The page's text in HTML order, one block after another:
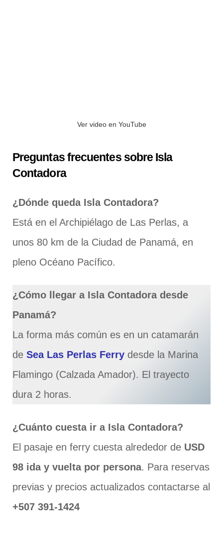
Ver video en YouTube
Preguntas frecuentes sobre Isla
Contadora
¿Dónde queda Isla Contadora?
Está en el Archipiélago de Las Perlas, a
unos 80 km de la Ciudad de Panamá, en
pleno Océano Pacífico.
¿Cómo llegar a Isla Contadora desde
Panamá?
La forma más común es en un catamarán
de Sea Las Perlas Ferry desde la Marina
Flamingo (Calzada Amador). El trayecto
dura 2 horas.
¿Cuánto cuesta ir a Isla Contadora?
El pasaje en ferry cuesta alrededor de USD
98 ida y vuelta por persona. Para reservas
previas y precios actualizados contactarse al
+507 391-1424